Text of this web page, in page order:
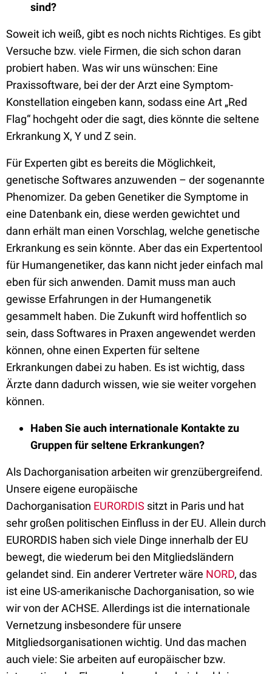
sind?
Soweit ich weiß, gibt es noch nichts Richtiges. Es gibt
Versuche bzw. viele Firmen, die sich schon daran
probiert haben. Was wir uns wünschen: Eine
Praxissoftware, bei der der Arzt eine Symptom-
Konstellation eingeben kann, sodass eine Art „Red
Flag“ hochgeht oder die sagt, dies könnte die seltene
Erkrankung X, Y und Z sein.
Für Experten gibt es bereits die Möglichkeit,
genetische Softwares anzuwenden – der sogenannte
Phenomizer. Da geben Genetiker die Symptome in
eine Datenbank ein, diese werden gewichtet und
dann erhält man einen Vorschlag, welche genetische
Erkrankung es sein könnte. Aber das ein Expertentool
für Humangenetiker, das kann nicht jeder einfach mal
eben für sich anwenden. Damit muss man auch
gewisse Erfahrungen in der Humangenetik
gesammelt haben. Die Zukunft wird hoffentlich so
sein, dass Softwares in Praxen angewendet werden
können, ohne einen Experten für seltene
Erkrankungen dabei zu haben. Es ist wichtig, dass
Ärzte dann dadurch wissen, wie sie weiter vorgehen
können.
Haben Sie auch internationale Kontakte zu
Gruppen für seltene Erkrankungen?
Als Dachorganisation arbeiten wir grenzübergreifend.
Unsere eigene europäische
Dachorganisation EURORDIS sitzt in Paris und hat
sehr großen politischen Einfluss in der EU. Allein durch
EURORDIS haben sich viele Dinge innerhalb der EU
bewegt, die wiederum bei den Mitgliedsländern
gelandet sind. Ein anderer Vertreter wäre NORD, das
ist eine US-amerikanische Dachorganisation, so wie
wir von der ACHSE. Allerdings ist die internationale
Vernetzung insbesondere für unsere
Mitgliedsorganisationen wichtig. Und das machen
auch viele: Sie arbeiten auf europäischer bzw.